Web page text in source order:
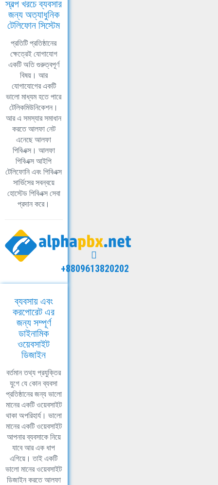
স্বল্প খরচে ব্যবসার
জন্য অত্যাধুনিক
টেলিফোন সিস্টেম
প্রতিটি প্রতিষ্ঠানের
ক্ষেত্রেই যোগাযোগ
একটি অতি গুরুত্বপূর্ণ
বিষয়। আর
যোগাযোগের একটি
ভালো মাধ্যম হতে পারে
টেলিকমিউনিকেশন।
আর এ সমস্যার সমাধান
করতে আলফা নেট
এনেছে আলফা
পিবিএক্স। আলফা
পিবিএক্স আইপি
টেলিফোনি এবং পিবিএক্স
সার্ভিসের সবন্বয়ে
হোস্টেড পিবিএক্স সেবা
প্রদান করে।
+8809613820202
ব্যবসায় এবং
করপোরেট এর
জন্য সম্পূর্ণ
ডাইনামিক
ওয়েবসাইট
ডিজাইন
বর্তমান তথ্য প্রযুক্তির
যুগে যে কোন ব্যবসা
প্রতিষ্ঠানের জন্য ভালো
মানের একটি ওয়েবসাইট
থাকা অপরিহার্য। ভালো
মানের একটি ওয়েবসাইট
আপনার ব্যবসাকে নিয়ে
যাবে আর এক ধাপ
এগিয়ে। তাই একটি
ভালো মানের ওয়েবসাইট
ডিজাইন করতে আলফা